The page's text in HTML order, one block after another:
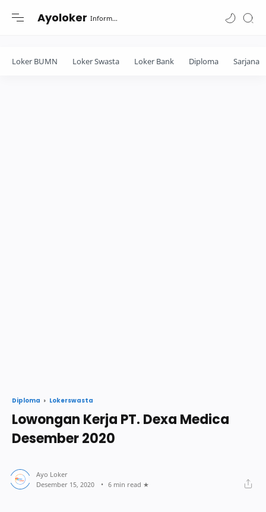
Ayoloker Informasi lowongan khusus Fresh Graduate lulusan Diploma-Sarjana....
Loker BUMN Loker Swasta Loker Bank Diploma Sarjana
Diploma Lokerswasta
Lowongan Kerja PT. Dexa Medica
Desember 2020
6 min read